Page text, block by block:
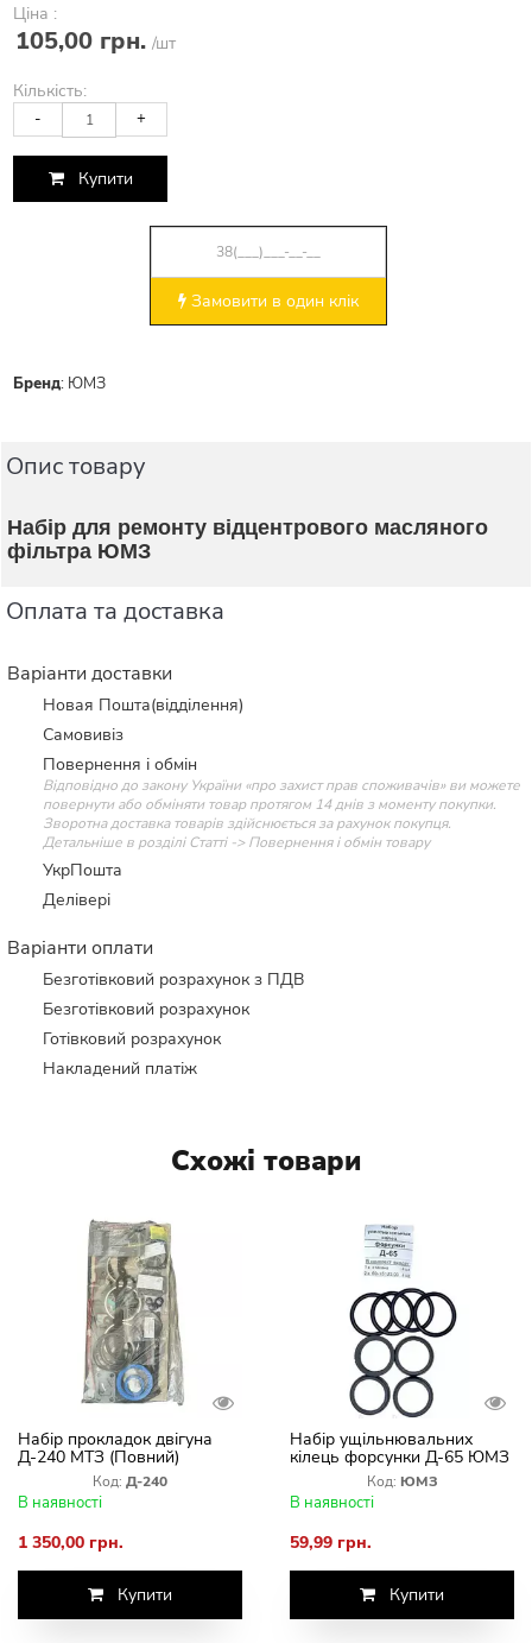
Ціна :
105,00 грн. /шт
Кількість:
- +
Купити
Замовити в один клік
Бренд: ЮМЗ
Опис товару
Набір для ремонту відцентрового масляного
фільтра ЮМЗ
Оплата та доставка
Варіанти доставки
Новая Пошта(відділення)
Самовивіз
Повернення і обмін
Відповідно до закону України «про захист прав споживачів» ви можете
повернути або обміняти товар протягом 14 днів з моменту покупки.
Зворотна доставка товарів здійснюється за рахунок покупця.
Детальніше в розділі Статті -> Повернення і обмін товару
УкрПошта
Делівері
Варіанти оплати
Безготівковий розрахунок з ПДВ
Безготівковий розрахунок
Готівковий розрахунок
Накладений платіж
Схожі товари
Набір прокладок двігуна
Д-240 МТЗ (Повний)
Код: Д-240
В наявності
1 350,00 грн.
Купити
Набір ущільнювальних
кілець форсунки Д-65 ЮМЗ
Код: ЮМЗ
В наявності
59,99 грн.
Купити